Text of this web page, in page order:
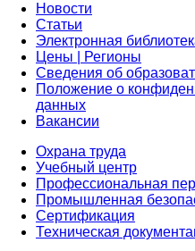
Новости
Статьи
Электронная
Цены | Регионы
Сведения об
Положение о
данных
Вакансии
Охрана труда
Учебный центр
Профессиональная
Промышленная
Сертификация
Техническая